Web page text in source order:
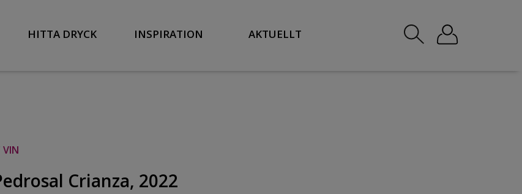
HITTA DRYCK INSPIRATION AKTUELLT
Crianza, 2022